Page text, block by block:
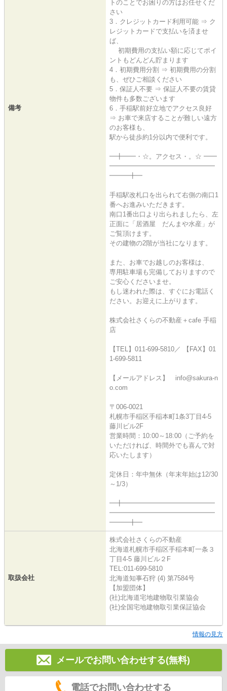
備考
トのことでお困りの方はお任せくだ
さい
3．クレジットカード利用可能 ⇒ ク
レジットカードで支払いを済ませ
ば、
初期費用の支払い額に応じてポイ
ントもどんどん貯まります
4．初期費用分割 ⇒ 初期費用の分割
も、ぜひご相談ください
5．保証人不要 ⇒ 保証人不要の賃貸
物件も多数ございます
6．手稲駅前好立地でアクセス良好
⇒ お車で来店することが難しい遠方
のお客様も、
駅から徒歩約1分以内で便利です。
━╋━━・☆。アクセス・。☆ ━━
━━━━━━━━━━━━━━━━
━━━╋━
手稲駅改札口を出られて右側の南口1
番へお進みいただきます。
南口1番出口より出られましたら、左
正面に「居酒屋 だんまや水産」が
ご覧頂けます。
その建物の2階が当社になります。
また、お車でお越しのお客様は、
専用駐車場も完備しておりますので
ご安心くださいませ。
もし迷われた際は、すぐにお電話く
ださい。お迎えに上がります。
株式会社さくらの不動産＋cafe 手稲
店
【TEL】011-699-5810／ 【FAX】01
1-699-5811
【メールアドレス】 info@sakura-n
o.com
〒006-0021
札幌市手稲区手稲本町1条3丁目4-5
藤川ビル2F
営業時間：10:00～18:00（ご予約を
いただければ、時間外でも喜んで対
応いたします）
定休日：年中無休（年末年始は12/30
～1/3）
━╋━━━━━━━━━━━━━━
━━━━━━━━━━━━━━━━
━━━╋━
取扱会社
株式会社さくらの不動産
北海道札幌市手稲区手稲本町一条３
丁目4-5 藤川ビル２F
TEL:011-699-5810
北海道知事石狩 (4) 第7584号
【加盟団体】
(社)北海道宅地建物取引業協会
(社)全国宅地建物取引業保証協会
情報の見方
メールでお問い合わせする(無料)
電話でお問い合わせする